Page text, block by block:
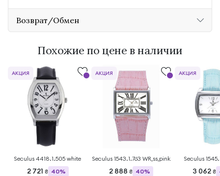
Возврат/Обмен
Похожие по цене в наличии
Seculus 4418.1.505 white
2 721 ₴ 40%
АКЦИЯ
Seculus 1543.1.763 WR,ss,pink
2 888 ₴ 40%
АКЦИЯ
Seculus
3 062 ₴
АКЦИЯ